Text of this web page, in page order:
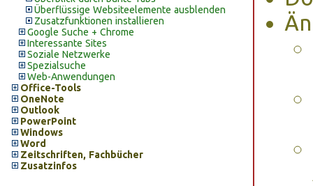
Überflüssige Websiteelemente ausblenden
Zusatzfunktionen installieren
Google Suche + Chrome
Interessante Sites
Soziale Netzwerke
Spezialsuche
Web-Anwendungen
Office-Tools
OneNote
Outlook
PowerPoint
Windows
Word
Zeitschriften, Fachbücher
Zusatzinfos